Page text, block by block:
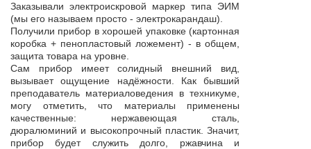
Заказывали электроискровой маркер типа ЭИМ
(мы его называем просто - электрокарандаш).
Получили прибор в хорошей упаковке (картонная
коробка + пенопластовый ложемент) - в общем,
защита товара на уровне.
Сам прибор имеет солидный внешний вид,
вызывает ощущение надёжности. Как бывший
преподаватель материаловедения в техникуме,
могу отметить, что материалы применены
качественные: нержавеющая сталь,
дюралюминий и высокопрочный пластик. Значит,
прибор будет служить долго, ржавчина и
Компания
110 кВ для
Продукция
Наоборот,
качества,
На